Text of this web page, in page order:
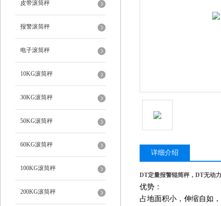
皮带滚筒秤
报警滚筒秤
电子滚筒秤
10KG滚筒秤
30KG滚筒秤
50KG滚筒秤
60KG滚筒秤
100KG滚筒秤
200KG滚筒秤
详细介绍
DT定量报警辊筒秤，DT无动
优势：
占地面积小，伸缩自如